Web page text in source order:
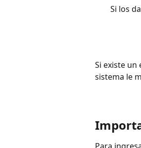
Si los
Si existe
sistema le